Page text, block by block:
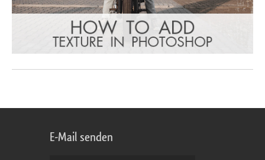
E-Mail senden